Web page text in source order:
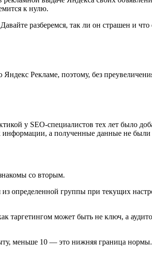
к нулю.
разберемся, так ли он страшен и что
Рекламе, поэтому, без
у SEO-специалистов тех лет было
информации, а полученные данные не
со вторым.
определенной группы при текущих
таргетингом может быть не ключ, а
меньше 10 — это нижняя граница